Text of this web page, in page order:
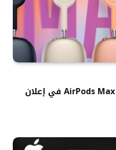
آبل تكشف عن سماعات AirPods Max 2 في إعلان